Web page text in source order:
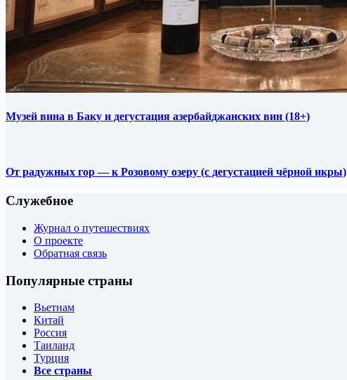
Музей вина в Баку и дегустация азербайджанских вин (18+)
От радужных гор — к Розовому озеру (с дегустацией чёрной икры)
Служебное
Журнал о путешествиях
О проекте
Обратная связь
Популярные страны
Вьетнам
Китай
Россия
Таиланд
Турция
Все страны